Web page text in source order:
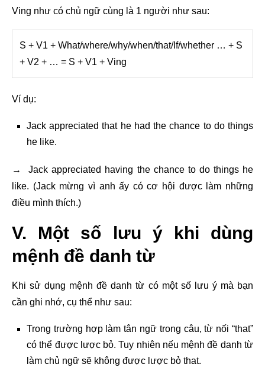
Ving như có chủ ngữ cùng là 1 người như sau:
S + V1 + What/where/why/when/that/If/whether … + S
+ V2 + … = S + V1 + Ving
Ví dụ:
Jack appreciated that he had the chance to do things
he like.
→ Jack appreciated having the chance to do things he
like. (Jack mừng vì anh ấy có cơ hội được làm những
điều mình thích.)
V. Một số lưu ý khi dùng
mệnh đề danh từ
Khi sử dụng mệnh đề danh từ có một số lưu ý mà bạn
cần ghi nhớ, cụ thể như sau:
Trong trường hợp làm tân ngữ trong câu, từ nối “that”
có thể được lược bỏ. Tuy nhiên nếu mệnh đề danh từ
làm chủ ngữ sẽ không được lược bỏ that.